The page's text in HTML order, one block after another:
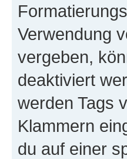
Verwendung
vergeben,
deaktiviert
werden Tags
Klammern
du auf einer